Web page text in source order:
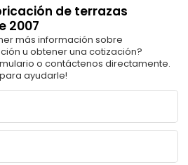
de terrazas
2007
más información sobre
u obtener una cotización?
o contáctenos directamente.
ayudarle!